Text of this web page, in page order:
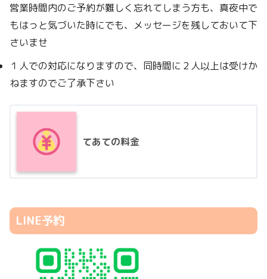
営業時間内のご予約が難しく忘れてしまう方も、真夜中で
もはっと気づいた時にでも、メッセージを残しておいて下
さいませ
１人での対応になりますので、同時間に２人以上は受けか
ねますのでご了承下さい
てあての料金
LINE予約